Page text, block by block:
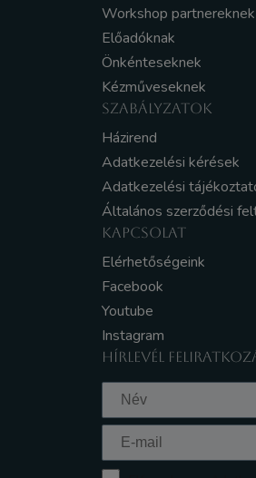
Workshop partnereknek
Előadóknak
Önkénteseknek
Kézműveseknek
SZABÁLYZATOK
Házirend
Adatkezelési kérések
Adatkezelési
Általános szerződési
KAPCSOLAT
Elérhetőségeink
Facebook
Youtube
Instagram
HÍRLEVÉL